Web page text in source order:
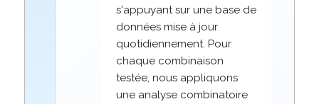
s'appuyant sur une base de
données mise à jour
quotidiennement. Pour
chaque combinaison
testée, nous appliquons
une analyse combinatoire